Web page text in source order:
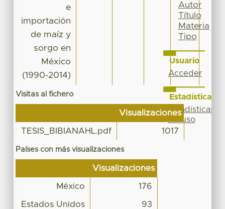
e
importación
de maíz y
sorgo en
México
(1990-2014)
Visitas al fichero
Visualizaciones
TESIS_BIBIANAHL.pdf 1017
Países con más visualizaciones
Visualizaciones
México 176
Estados Unidos 93
Autor
Título
Materia
Tipo
Usuario
Acceder
Estadísticas
Estadísticas
de uso